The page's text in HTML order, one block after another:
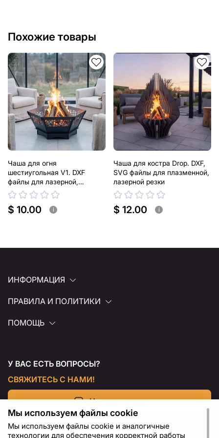
Похожие товары
Чаша для огня
шестиугольная V1. DXF
файлы для лазерной,
плазменной резки
$ 10.00 i
Чаша для костра Drop. DXF,
SVG файлы для плазменной,
лазерной резки
$ 12.00 i
ИНФОРМАЦИЯ
ПРАВИЛА И ПОЛИТИКИ
ПОМОЩЬ
У ВАС ЕСТЬ ВОПРОСЫ?
СВЯЖИТЕСЬ С НАМИ!
Напишите нам
Мы используем файлы cookie
Мы используем файлы cookie и аналогичные
технологии для обеспечения корректной работы